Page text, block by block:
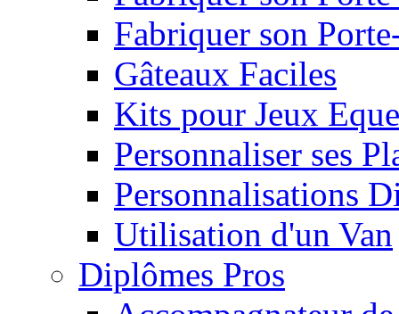
Fabriquer son
Gâteaux Faciles
Kits pour Jeux
Personnaliser ses
Personnalisations
Utilisation d'un Van
Diplômes Pros